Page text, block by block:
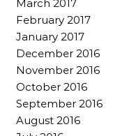
March 2017
February 2017
January 2017
December 2016
November 2016
October 2016
September 2016
August 2016